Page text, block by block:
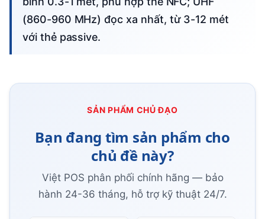
(860-960 MHz) đọc xa nhất, từ 3-12 mét
với thẻ passive.
SẢN PHẨM CHỦ ĐẠO
Bạn đang tìm sản phẩm cho
chủ đề này?
Việt POS phân phối chính hãng — bảo
hành 24-36 tháng, hỗ trợ kỹ thuật 24/7.